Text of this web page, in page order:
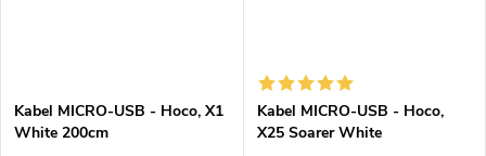
Kabel MICRO-USB - Hoco, X1
White 200cm
Kabel MICRO-USB - Hoco,
X25 Soarer White